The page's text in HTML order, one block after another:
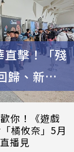
擊！「殘
歸、新增
你！《遊戲
橘攸奈」5月
播見